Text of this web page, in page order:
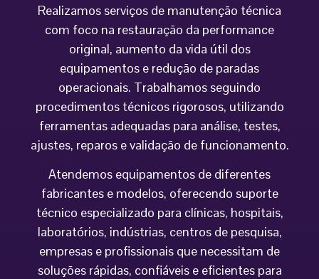
Realizamos serviços de manutenção técnica
com foco na restauração da performance
original, aumento da vida útil dos
equipamentos e redução de paradas
operacionais. Trabalhamos seguindo
procedimentos técnicos rigorosos, utilizando
ferramentas adequadas para análise, testes,
ajustes, reparos e validação de funcionamento.
Atendemos equipamentos de diferentes
fabricantes e modelos, oferecendo suporte
técnico especializado para clínicas, hospitais,
laboratórios, indústrias, centros de pesquisa,
empresas e profissionais que necessitam de
soluções rápidas, confiáveis e eficientes para